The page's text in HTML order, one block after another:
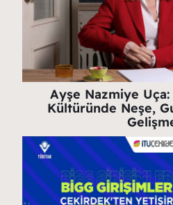
Ayşe Nazmiye
Kültüründe Neşe,